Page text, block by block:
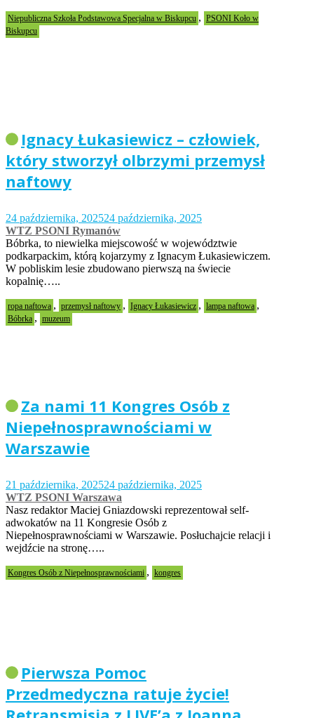
Niepubliczna Szkoła Podstawowa Specjalna w Biskupcu , PSONI Koło w
Biskupcu
Ignacy Łukasiewicz – człowiek,
który stworzył olbrzymi przemysł
naftowy
24 października, 202524 października, 2025
WTZ PSONI Rymanów
Bóbrka, to niewielka miejscowość w województwie
podkarpackim, którą kojarzymy z Ignacym Łukasiewiczem.
W pobliskim lesie zbudowano pierwszą na świecie
kopalnię…..
ropa naftowa , przemysł naftowy , Ignacy Łukasiewicz , lampa naftowa ,
Bóbrka , muzeum
Za nami 11 Kongres Osób z
Niepełnosprawnościami w
Warszawie
21 października, 202524 października, 2025
WTZ PSONI Warszawa
Nasz redaktor Maciej Gniazdowski reprezentował self-
adwokatów na 11 Kongresie Osób z
Niepełnosprawnościami w Warszawie. Posłuchajcie relacji i
wejdźcie na stronę…..
Kongres Osób z Niepełnosprawnościami , kongres
Pierwsza Pomoc
Przedmedyczna ratuje życie!